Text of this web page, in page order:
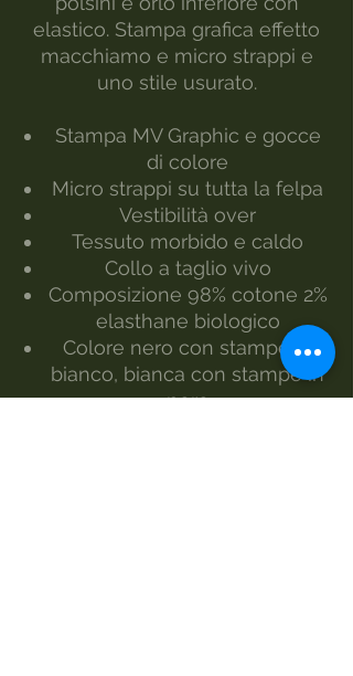
elastico. Stampa grafica effetto
macchiamo e micro strappi e
uno stile usurato.
Stampa MV Graphic e gocce
di colore
Micro strappi su tutta la felpa
Vestibilità over
Tessuto morbido e caldo
Collo a taglio vivo
Composizione 98% cotone 2%
elasthane biologico
Colore nero con stampe in
bianco, bianca con stampe in
nero